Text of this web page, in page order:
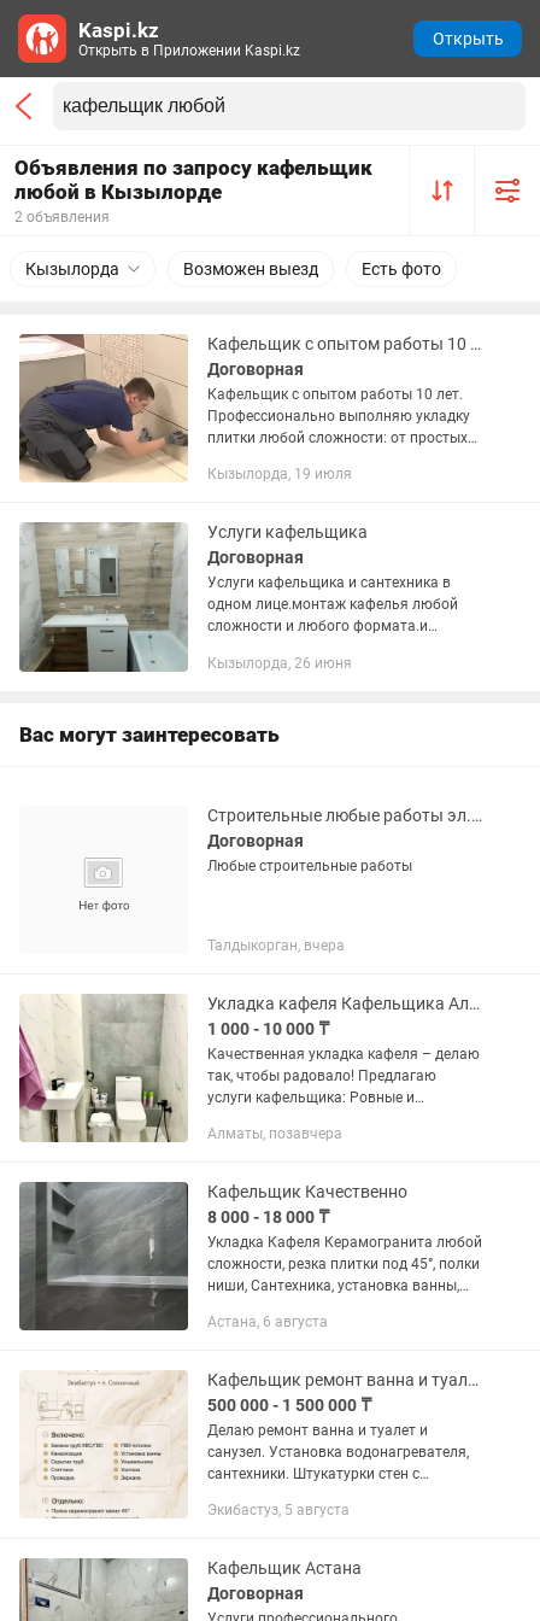
Объявления по запросу кафельщик
любой в Кызылорде
2 объявления
Кызылорда Возможен выезд Есть фото
Кафельщик с опытом работы 10 лет. Профессионально
Договорная
Кафельщик с опытом работы 10 лет.
Профессионально выполняю укладку
плитки любой сложности: от простых
Фартук и санузел и левкас и паркет.
Кызылорда, 19 июля
Услуги кафельщика
Договорная
Услуги кафельщика и сантехника в
одном лице.монтаж кафелья любой
сложности и любого формата.и
работы в сфере около 7и лет
Кызылорда, 26 июня
Вас могут заинтересовать
Строительные любые работы эл.сварка,электрик сантехник кафельщик и т. д
Договорная
Любые строительные работы
Талдыкорган, вчера
Укладка кафеля Кафельщика Алматы
1 000 - 10 000 ₸
Качественная укладка кафеля – делаю
так, чтобы радовало! Предлагаю
услуги кафельщика: Ровные и
эстетичный результат. Любая плитка –
Алматы, позавчера
Кафельщик Качественно
8 000 - 18 000 ₸
Укладка Кафеля Керамогранита любой
сложности, резка плитки под 45°, полки
ниши, Сантехника, установка ванны,
гидроизоляция. Под ключь.
Астана, 6 августа
Кафельщик ремонт ванна и туалет...
500 000 - 1 500 000 ₸
Делаю ремонт ванна и туалет и
санузел. Установка водонагревателя,
сантехники. Штукатурки стен с
ламината плинтус и т.д. В г.Экибастуз
Экибастуз, 5 августа
Кафельщик Астана
Договорная
Kaspi.kz
Открыть в Приложении Kaspi.kz
Открыть